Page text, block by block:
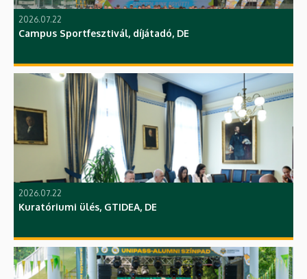
2026.07.22
Campus Sportfesztivál, díjátadó, DE
2026.07.22
Kuratóriumi ülés, GTIDEA, DE